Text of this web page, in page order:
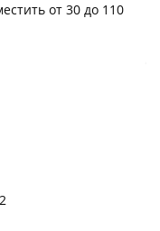
от 30 до 110